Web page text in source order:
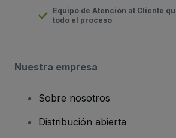
Equipo de Atención al Cliente
todo el proceso
Nuestra empresa
Sobre nosotros
Distribución abierta